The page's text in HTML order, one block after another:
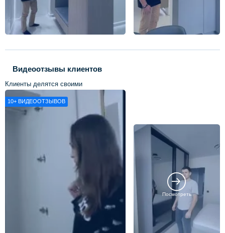
Видеоотзывы клиентов
Клиенты делятся своими
впечатлениями о нашей работе
10+ ВИДЕООТЗЫВОВ
Посмотреть